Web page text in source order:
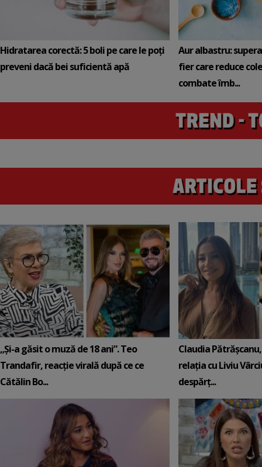
Hidratarea corectă: 5 boli pe care le poți
preveni dacă bei suficientă apă
Aur albastru:
fier care reduce
combate îmb...
„Și-a găsit o muză de 18 ani”. Teo
Trandafir, reacție virală după ce ce
Cătălin Bo...
Claudia
relația cu Liviu
despărț...